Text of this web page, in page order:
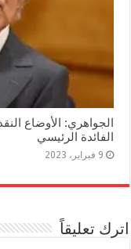
الجواهري: الأوضاع
الفائدة الرئيسي
9 فبراير، 2023
اترك تعليقاً